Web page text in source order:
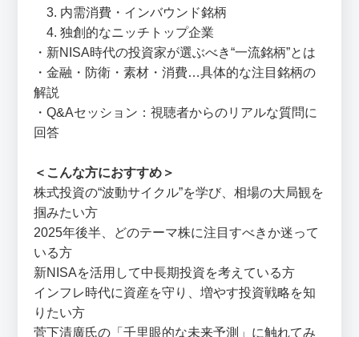
3. 内需消費・インバウンド銘柄
4. 独創的なニッチトップ企業
・新NISA時代の投資家が選ぶべき“一流銘柄”とは
・金融・防衛・素材・消費…具体的な注目銘柄の
解説
・Q&Aセッション：視聴者からのリアルな質問に
回答
＜こんな方におすすめ＞
株式投資の“波動サイクル”を学び、相場の大局観を
掴みたい方
2025年後半、どのテーマ株に注目すべきか迷って
いる方
新NISAを活用して中長期投資を考えている方
インフレ時代に資産を守り、増やす投資戦略を知
りたい方
菅下清廣氏の「千里眼的な未来予測」に触れてみ